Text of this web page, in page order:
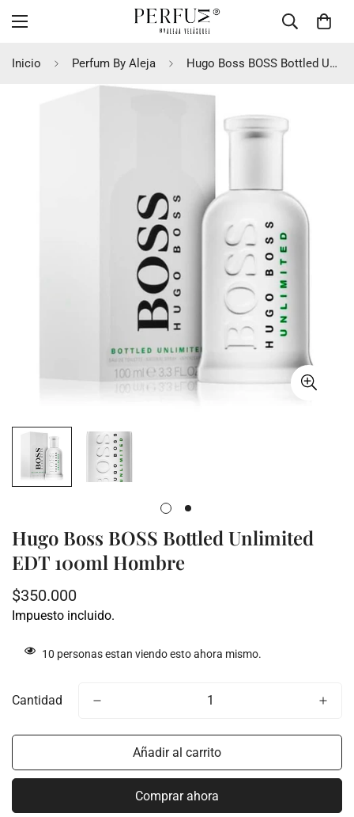
Inicio Perfum By Aleja Hugo Boss BOSS Bottled Unlimited EDT 100ml Hombre
Hugo Boss BOSS Bottled Unlimited
EDT 100ml Hombre
Precio
regular
$350.000
Impuesto incluido.
10 personas estan viendo esto ahora mismo.
Cantidad
Añadir al carrito
Comprar ahora